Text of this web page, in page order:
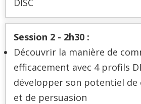
DISC
Session 2 - 2h30 :
Découvrir la manière de
efficacement avec 4 profils
développer son potentiel
et de persuasion